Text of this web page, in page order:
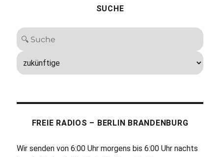
SUCHE
FREIE RADIOS – BERLIN BRANDENBURG
Wir senden von 6:00 Uhr morgens bis 6:00 Uhr nachts